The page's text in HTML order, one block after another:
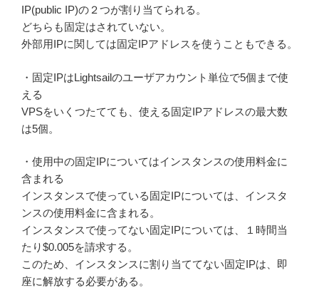
IP(public IP)の２つが割り当てられる。
どちらも固定はされていない。
外部用IPに関しては固定IPアドレスを使うこともできる。
・固定IPはLightsailのユーザアカウント単位で5個まで使
える
VPSをいくつたてても、使える固定IPアドレスの最大数
は5個。
・使用中の固定IPについてはインスタンスの使用料金に
含まれる
インスタンスで使っている固定IPについては、インスタ
ンスの使用料金に含まれる。
インスタンスで使ってない固定IPについては、１時間当
たり$0.005を請求する。
このため、インスタンスに割り当ててない固定IPは、即
座に解放する必要がある。